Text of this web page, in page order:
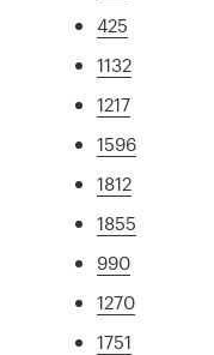
425
1132
1217
1596
1812
1855
990
1270
1751